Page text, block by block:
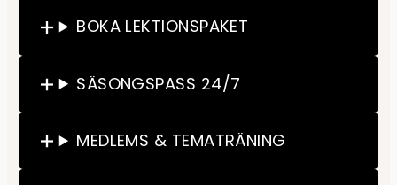
BOKA LEKTIONSPAKET
SÄSONGSPASS 24/7
MEDLEMS & TEMATRÄNING